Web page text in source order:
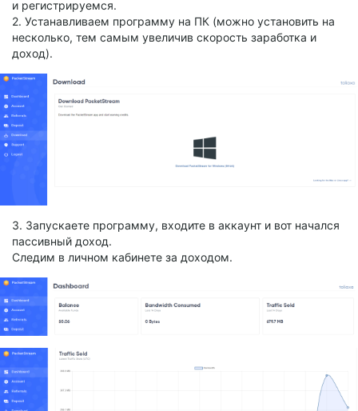
и регистрируемся.
2. Устанавливаем программу на ПК (можно установить на
несколько, тем самым увеличив скорость заработка и
доход).
3. Запускаете программу, входите в аккаунт и вот начался
пассивный доход.
Следим в личном кабинете за доходом.